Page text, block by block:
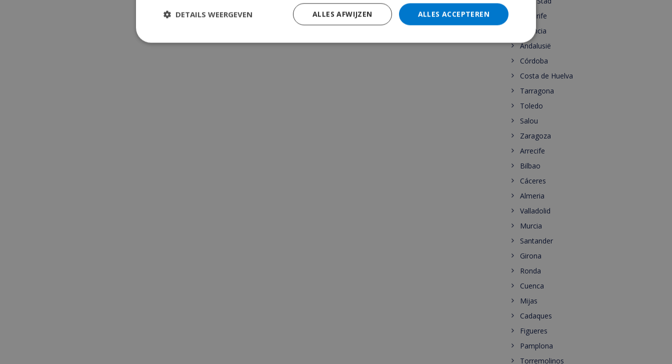
Tenerife
Valencia
Andalusië
Córdoba
Costa de Huelva
Tarragona
Toledo
Salou
Zaragoza
Arrecife
Bilbao
Cáceres
Almeria
Valladolid
Murcia
Santander
Girona
Ronda
Cuenca
Mijas
Cadaques
Figueres
Pamplona
Torremolinos
ALLES ACCEPTEREN
ALLES AFWIJZEN
DETAILS WEERGEVEN